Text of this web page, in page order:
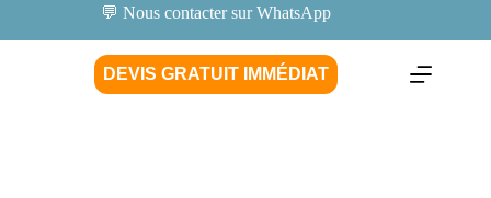
💬 Nous contacter sur WhatsApp
DEVIS GRATUIT IMMÉDIAT